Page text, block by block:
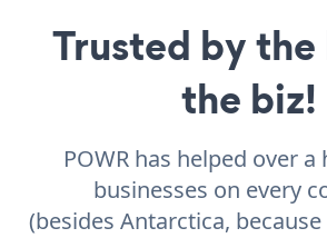
Trusted by
the biz!
POWR has helped over
businesses on every
(besides Antarctica,